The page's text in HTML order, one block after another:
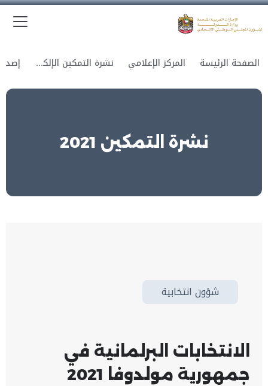
الصفحة الرئيسة المركز الإعلامي نشرة التمكين الإلكترونية
نشرة التمكين 2021
شؤون انتخابية
الانتخابات البرلمانية في
جمهورية مولدوفا 2021